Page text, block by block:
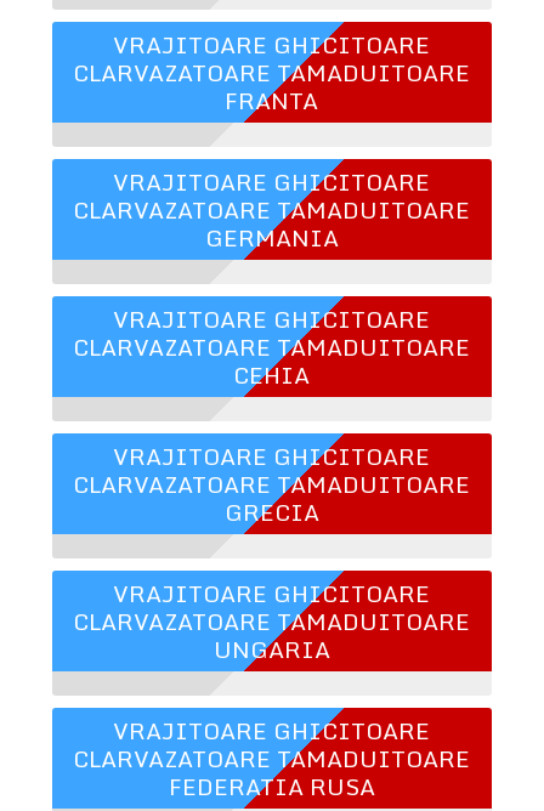
VRAJITOARE GHICITOARE
CLARVAZATOARE TAMADUITOARE
FRANTA
VRAJITOARE GHICITOARE
CLARVAZATOARE TAMADUITOARE
GERMANIA
VRAJITOARE GHICITOARE
CLARVAZATOARE TAMADUITOARE
CEHIA
VRAJITOARE GHICITOARE
CLARVAZATOARE TAMADUITOARE
GRECIA
VRAJITOARE GHICITOARE
CLARVAZATOARE TAMADUITOARE
UNGARIA
VRAJITOARE GHICITOARE
CLARVAZATOARE TAMADUITOARE
FEDERATIA RUSA